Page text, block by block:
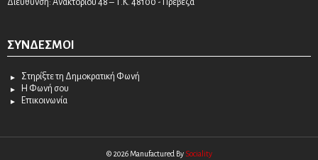
Διεύθυνση: Ανακτορίου 48 – Τ.Κ. 48100 - Πρέβεζα
ΣΎΝΔΕΣΜΟΙ
Στηρίξτε τη Δημοκρατική Φωνή
Η Φωνή σου
Επικοινωνία
© 2026 Manufactured By Sociality